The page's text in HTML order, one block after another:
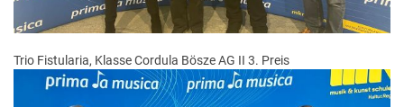
Trio Fistularia, Klasse Cordula Bösze AG II 3. Preis